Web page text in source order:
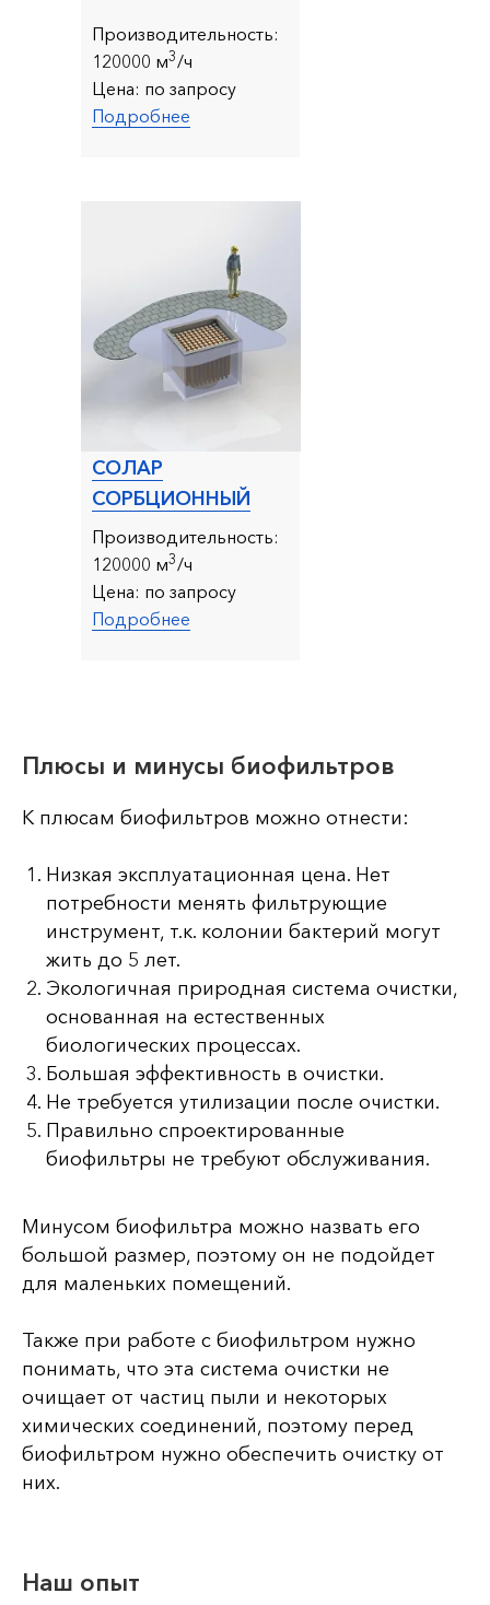
Производительность:
120000 м3/ч
Цена: по запросу
Подробнее
СОЛАР
СОРБЦИОННЫЙ
Производительность:
120000 м3/ч
Цена: по запросу
Подробнее
Плюсы и минусы биофильтров
К плюсам биофильтров можно отнести:
Низкая эксплуатационная цена. Нет
потребности менять фильтрующие
инструмент, т.к. колонии бактерий могут
жить до 5 лет.
Экологичная природная система очистки,
основанная на естественных
биологических процессах.
Большая эффективность в очистки.
Не требуется утилизации после очистки.
Правильно спроектированные
биофильтры не требуют обслуживания.
Минусом биофильтра можно назвать его
большой размер, поэтому он не подойдет
для маленьких помещений.
Также при работе с биофильтром нужно
понимать, что эта система очистки не
очищает от частиц пыли и некоторых
химических соединений, поэтому перед
биофильтром нужно обеспечить очистку от
них.
Наш опыт